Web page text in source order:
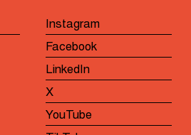
Flanders
Fields
From
Middelkerke
Instagram
Facebook
LinkedIn
X
YouTube